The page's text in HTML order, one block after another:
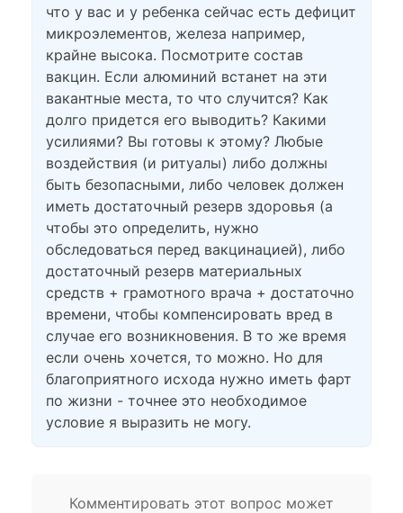
что у вас и у ребенка сейчас есть дефицит
микроэлементов, железа например,
крайне высока. Посмотрите состав
вакцин. Если алюминий встанет на эти
вакантные места, то что случится? Как
долго придется его выводить? Какими
усилиями? Вы готовы к этому? Любые
воздействия (и ритуалы) либо должны
быть безопасными, либо человек должен
иметь достаточный резерв здоровья (а
чтобы это определить, нужно
обследоваться перед вакцинацией), либо
достаточный резерв материальных
средств + грамотного врача + достаточно
времени, чтобы компенсировать вред в
случае его возникновения. В то же время
если очень хочется, то можно. Но для
благоприятного исхода нужно иметь фарт
по жизни - точнее это необходимое
условие я выразить не могу.
Комментировать этот вопрос может